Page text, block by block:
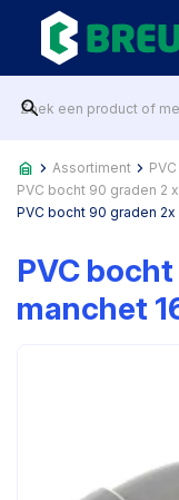
Assortiment PVC
PVC bocht 90 graden 2
PVC bocht 90 graden
PVC
manchet